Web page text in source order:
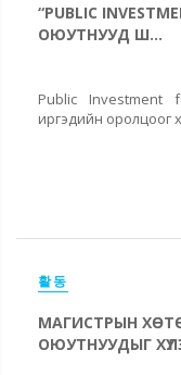
“PUBLIC
ОЮУТНУУД Ш...
Public Investment
иргэдийн оролцоог
활동
МАГИСТРЫН
ОЮУТНУУДЫГ